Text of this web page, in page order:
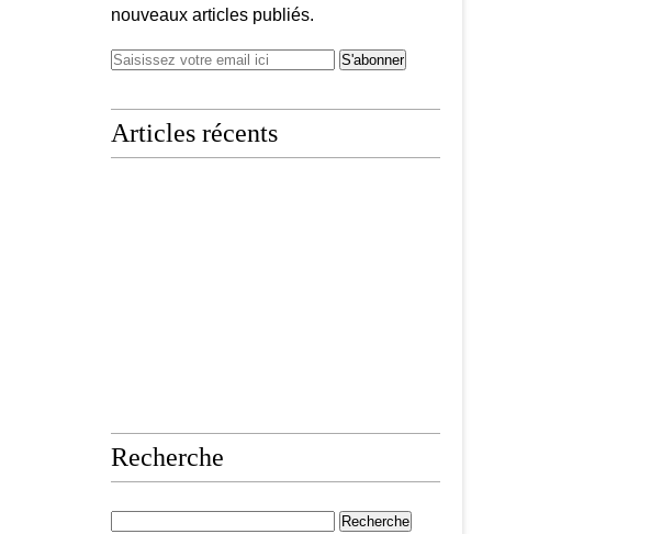
nouveaux articles publiés.
Articles récents
Recherche